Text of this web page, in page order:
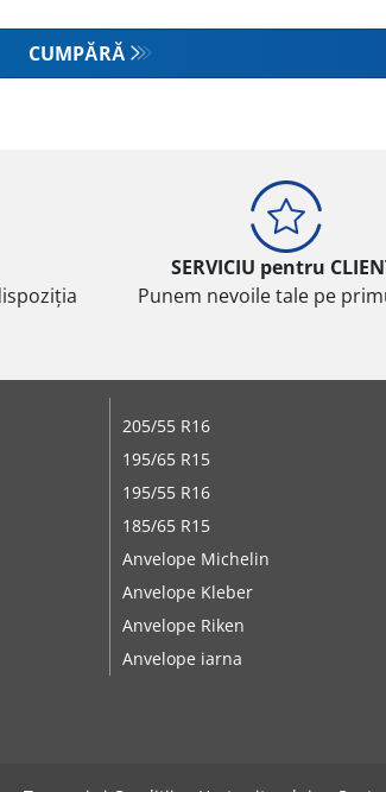
CUMPĂRĂ
SERVICIU pentru
Punem nevoile tale pe
205/55 R16
195/65 R15
195/55 R16
185/65 R15
Anvelope Michelin
Anvelope Kleber
Anvelope Riken
Anvelope iarna